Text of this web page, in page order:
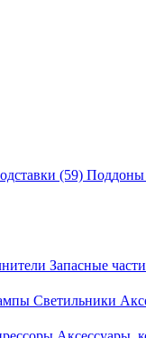
(59) Поддоны
Запасные части
Светильники